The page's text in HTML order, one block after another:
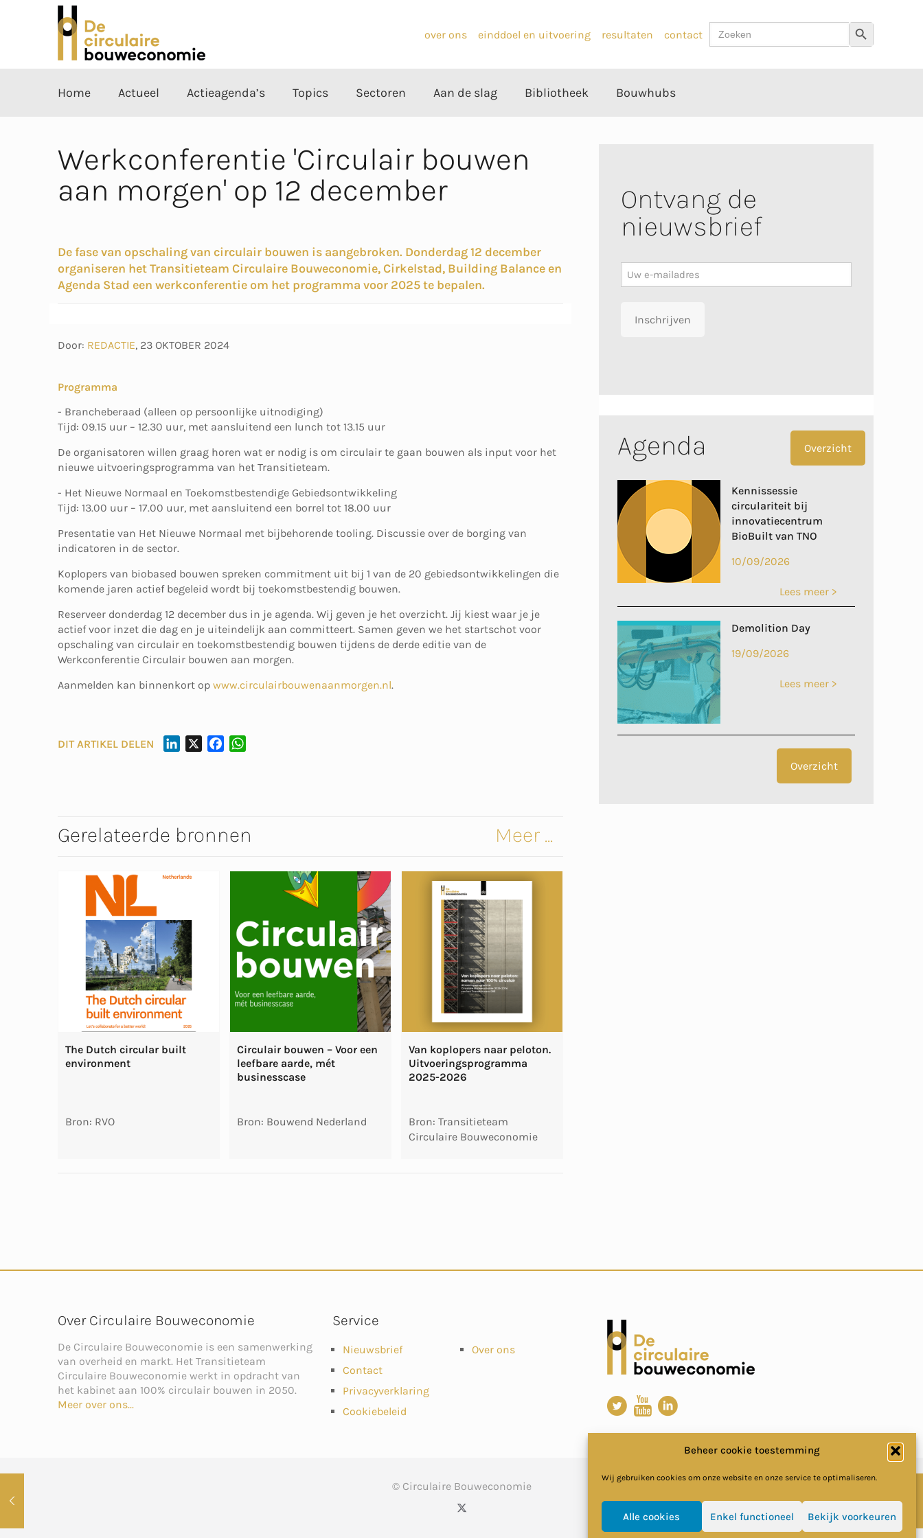
Beheer cookie toestemming
Wij gebruiken cookies om onze website en onze service te optimaliseren.
Alle cookies Enkel functioneel Bekijk voorkeuren
over ons einddoel en uitvoering resultaten contact
Zoek
naar:
Zoekknop
Home Actueel Actieagenda’s Topics Sectoren Aan de slag Bibliotheek Bouwhubs
Werkconferentie 'Circulair bouwen
aan morgen' op 12 december
De fase van opschaling van circulair bouwen is aangebroken. Donderdag 12 december
organiseren het Transitieteam Circulaire Bouweconomie, Cirkelstad, Building Balance en
Agenda Stad een werkconferentie om het programma voor 2025 te bepalen.
Door: REDACTIE, 23 OKTOBER 2024
Programma
- Brancheberaad (alleen op persoonlijke uitnodiging)
Tijd: 09.15 uur – 12.30 uur, met aansluitend een lunch tot 13.15 uur
De organisatoren willen graag horen wat er nodig is om circulair te gaan bouwen als input voor het
nieuwe uitvoeringsprogramma van het Transitieteam.
- Het Nieuwe Normaal en Toekomstbestendige Gebiedsontwikkeling
Tijd: 13.00 uur – 17.00 uur, met aansluitend een borrel tot 18.00 uur
Presentatie van Het Nieuwe Normaal met bijbehorende tooling. Discussie over de borging van
indicatoren in de sector.
Koplopers van biobased bouwen spreken commitment uit bij 1 van de 20 gebiedsontwikkelingen die
komende jaren actief begeleid wordt bij toekomstbestendig bouwen.
Reserveer donderdag 12 december dus in je agenda. Wij geven je het overzicht. Jij kiest waar je je
actief voor inzet die dag en je uiteindelijk aan committeert. Samen geven we het startschot voor
opschaling van circulair en toekomstbestendig bouwen tijdens de derde editie van de
Werkconferentie Circulair bouwen aan morgen.
Aanmelden kan binnenkort op www.circulairbouwenaanmorgen.nl.
DIT ARTIKEL DELEN
I
O
P
Gerelateerde bronnen Meer ...
The Dutch circular built
environment
Bron: RVO
Circulair bouwen – Voor een
leefbare aarde, mét
businesscase
Bron: Bouwend Nederland
Van koplopers naar peloton.
Uitvoeringsprogramma
2025-2026
Bron: Transitieteam
Circulaire Bouweconomie
Ontvang de
nieuwsbrief
Nieuwsbrief
Inschrijven
Agenda Overzicht
Kennissessie
circulariteit bij
innovatiecentrum
BioBuilt van TNO
10/09/2026
Lees meer >
Demolition Day
19/09/2026
Lees meer >
Overzicht
Over Circulaire Bouweconomie
De Circulaire Bouweconomie is een samenwerking
van overheid en markt. Het Transitieteam
Circulaire Bouweconomie werkt in opdracht van
het kabinet aan 100% circulair bouwen in 2050.
Meer over ons...
Service
Nieuwsbrief
Contact
Privacyverklaring
Cookiebeleid
Over ons
© Circulaire Bouweconomie